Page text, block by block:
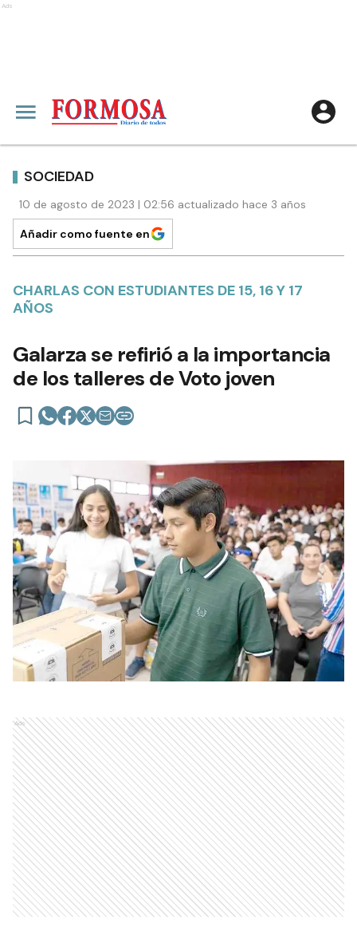
Ads
SOCIEDAD
10 de agosto de 2023 | 02:56 actualizado hace 3 años
Añadir como fuente en
CHARLAS CON ESTUDIANTES DE 15, 16 Y 17
AÑOS
Galarza se refirió a la importancia
de los talleres de Voto joven
Ads